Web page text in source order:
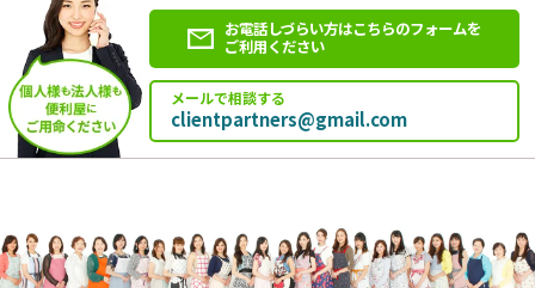
お電話しづらい方はこちらのフォームを
ご利用ください
メールで相談する
clientpartners@gmail.com